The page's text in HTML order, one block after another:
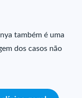
também é uma
dos casos não